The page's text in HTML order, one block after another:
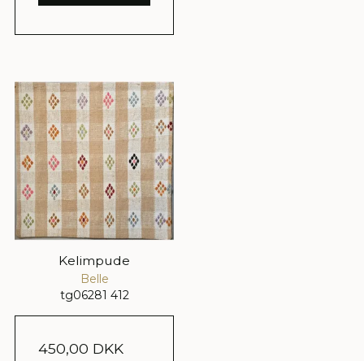
Kelimpude
Belle
tg06281 412
450,00 DKK